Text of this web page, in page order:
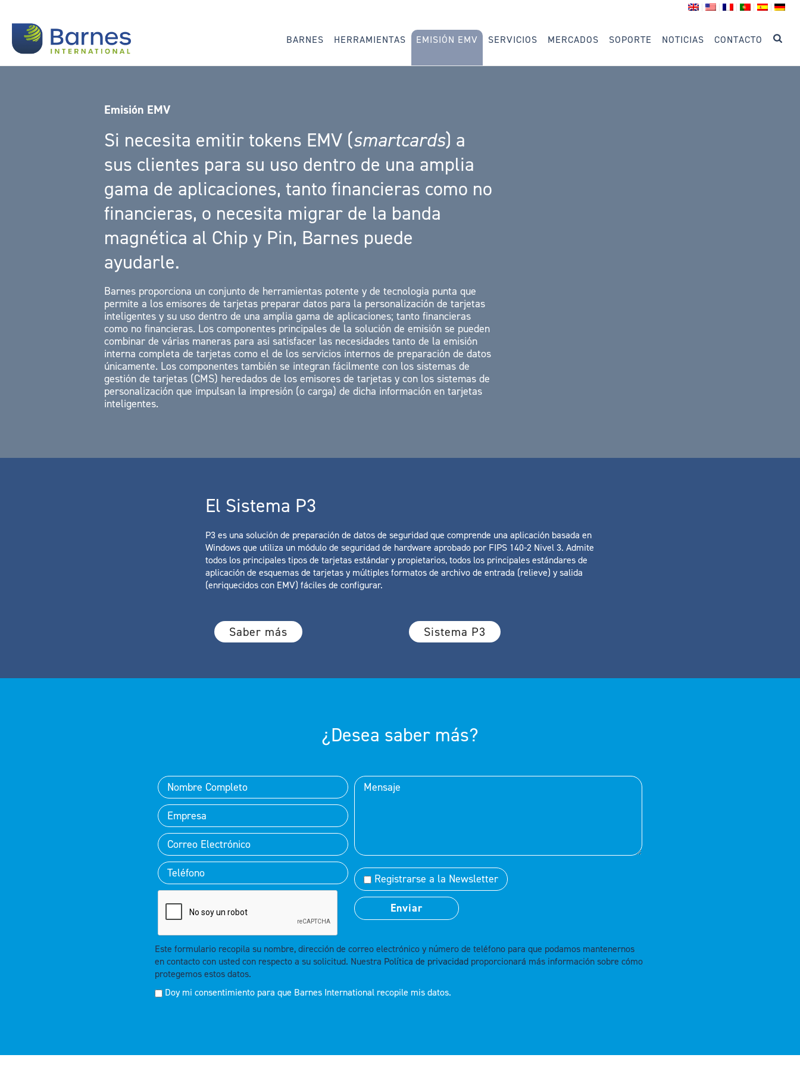
BARNES HERRAMIENTAS EMISIÓN EMV SERVICIOS MERCADOS SOPORTE NOTICIAS CONTACTO
Emisión EMV
Si necesita emitir tokens EMV (smartcards) a
sus clientes para su uso dentro de una amplia
gama de aplicaciones, tanto financieras como no
financieras, o necesita migrar de la banda
magnética al Chip y Pin, Barnes puede
ayudarle.
Barnes proporciona un conjunto de herramientas potente y de tecnologia punta que
permite a los emisores de tarjetas preparar datos para la personalización de tarjetas
inteligentes y su uso dentro de una amplia gama de aplicaciones; tanto financieras
como no financieras. Los componentes principales de la solución de emisión se pueden
combinar de várias maneras para asi satisfacer las necesidades tanto de la emisión
interna completa de tarjetas como el de los servicios internos de preparación de datos
únicamente. Los componentes también se integran fácilmente con los sistemas de
gestión de tarjetas (CMS) heredados de los emisores de tarjetas y con los sistemas de
personalización que impulsan la impresión (o carga) de dicha información en tarjetas
inteligentes.
El Sistema P3
P3 es una solución de preparación de datos de seguridad que comprende una aplicación basada en
Windows que utiliza un módulo de seguridad de hardware aprobado por FIPS 140-2 Nivel 3. Admite
todos los principales tipos de tarjetas estándar y propietarios, todos los principales estándares de
aplicación de esquemas de tarjetas y múltiples formatos de archivo de entrada (relieve) y salida
(enriquecidos con EMV) fáciles de configurar.
Saber más Sistema P3
¿Desea saber más?
Registrarse a la Newsletter
Este formulario recopila su nombre, dirección de correo electrónico y número de teléfono para que podamos mantenernos
en contacto con usted con respecto a su solicitud. Nuestra Política de privacidadproporcionará más información sobre cómo
protegemos estos datos.
Doy mi consentimiento para que Barnes International recopile mis datos.